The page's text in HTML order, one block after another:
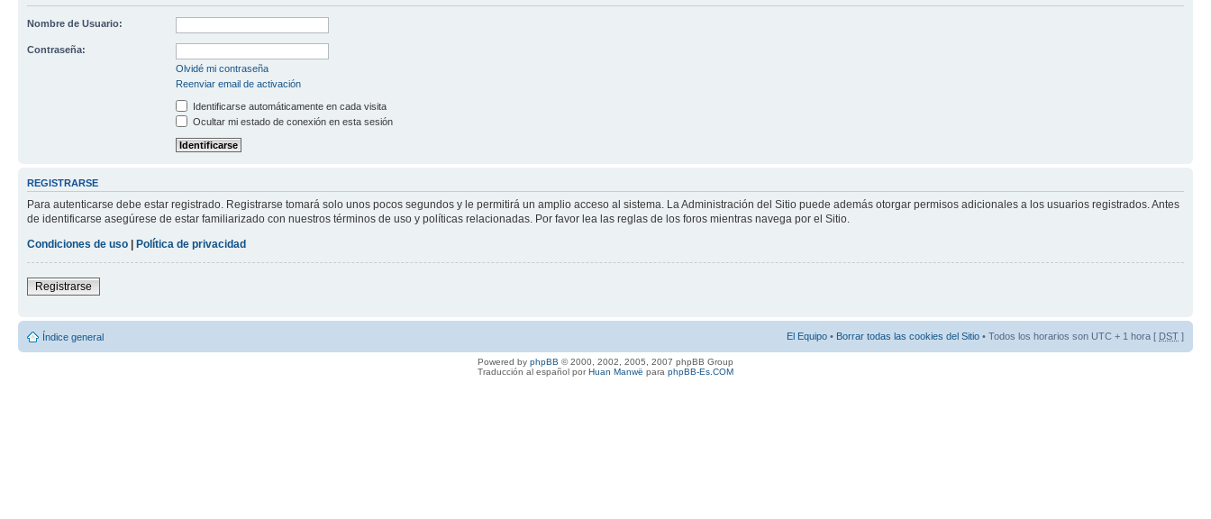
Nombre de Usuario:
Contraseña:
Olvidé mi contraseña
Reenviar email de activación
Identificarse automáticamente en cada visita
Ocultar mi estado de conexión en esta sesión
REGISTRARSE
Para autenticarse debe estar registrado. Registrarse tomará solo unos pocos segundos y le permitirá un amplio acceso al sistema. La Administración del Sitio puede además otorgar permisos adicionales a los usuarios registrados. Antes
de identificarse asegúrese de estar familiarizado con nuestros términos de uso y políticas relacionadas. Por favor lea las reglas de los foros mientras navega por el Sitio.
Condiciones de uso | Política de privacidad
Registrarse
Índice general El Equipo • Borrar todas las cookies del Sitio • Todos los horarios son UTC + 1 hora [ DST ]
Powered by phpBB © 2000, 2002, 2005, 2007 phpBB Group
Traducción al español porHuan Manwë para phpBB-Es.COM